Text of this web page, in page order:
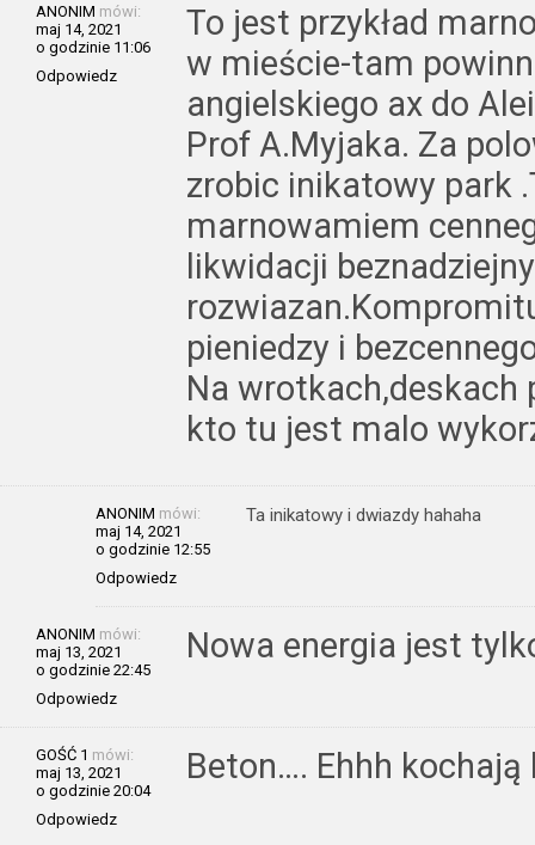
ANONIM mówi:
maj 14, 2021
o godzinie 11:06
Odpowiedz
To jest przykład
w mieście-tam
angielskiego ax do
Prof A.Myjaka. Za
zrobic inikatowy park
marnowamiem
likwidacji
pieniedzy i
Na wrotkach,deskach
kto tu jest malo
ANONIM mówi:
maj 14, 2021
o godzinie 12:55
Odpowiedz
Ta inikatowy i dwiazdy hahaha
ANONIM mówi:
maj 13, 2021
o godzinie 22:45
Odpowiedz
Nowa energia jest
GOŚĆ 1 mówi:
maj 13, 2021
o godzinie 20:04
Odpowiedz
Beton…. Ehhh kochają